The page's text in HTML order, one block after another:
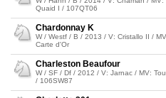
Quaid I / 107QT06
Chardonnay K
W / Westf / B / 2013 / V: Cristallo II /
Carte d'Or
Charleston Beaufour
W / SF / Df / 2012 / V: Jarnac / MV:
/ 106SW87